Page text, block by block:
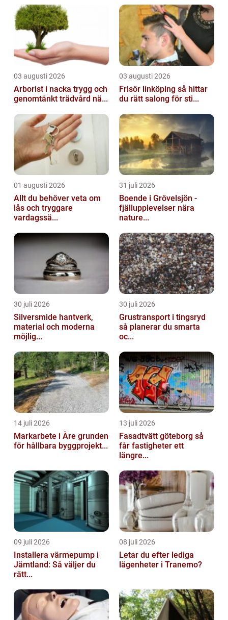
03 augusti 2026
Arborist i nacka trygg och
genomtänkt trädvård nä...
03 augusti 2026
Frisör linköping så hittar
du rätt salong för sti...
01 augusti 2026
Allt du behöver veta om
lås och tryggare
vardagssä...
31 juli 2026
Boende i Grövelsjön -
fjällupplevelser nära
nature...
30 juli 2026
Silversmide hantverk,
material och moderna
möjlig...
30 juli 2026
Grustransport i tingsryd
så planerar du smarta
oc...
14 juli 2026
Markarbete i Åre grunden
för hållbara byggprojekt...
13 juli 2026
Fasadtvätt göteborg så
får fastigheter ett
längre...
09 juli 2026
Installera värmepump i
Jämtland: Så väljer du
rätt...
08 juli 2026
Letar du efter lediga
lägenheter i Tranemo?